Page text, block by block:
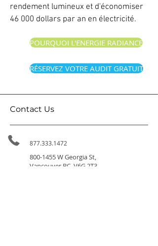
rendement lumineux et d'économiser
46 000 dollars par an en électricité.
POURQUOI L'ENERGIE RADIANCE
RÉSERVEZ VOTRE AUDIT GRATUIT
Contact Us
877.333.1472
800-1455W Georgia St,
Vancouver BC, V6G 2T3